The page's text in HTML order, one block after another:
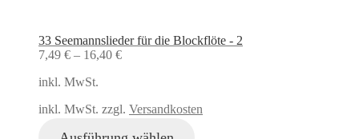
33 Seemannslieder für die Blockflöte - 2
7,49 € – 16,40 €
inkl. MwSt.
inkl. MwSt. zzgl. Versandkosten